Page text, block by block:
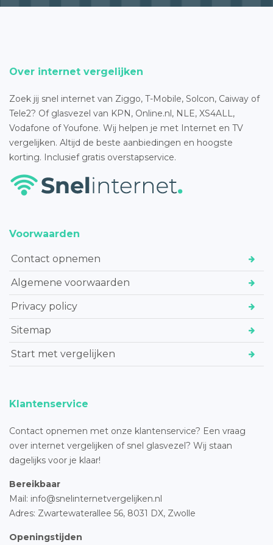
Over internet vergelijken
Zoek jij snel internet van Ziggo, T-Mobile, Solcon, Caiway of
Tele2? Of glasvezel van KPN, Online.nl, NLE, XS4ALL,
Vodafone of Youfone. Wij helpen je met Internet en TV
vergelijken. Altijd de beste aanbiedingen en hoogste
korting. Inclusief gratis overstapservice.
Voorwaarden
Contact opnemen
Algemene voorwaarden
Privacy policy
Sitemap
Start met vergelijken
Klantenservice
Contact opnemen met onze klantenservice? Een vraag
over internet vergelijken of snel glasvezel? Wij staan
dagelijks voor je klaar!
Bereikbaar
Mail: info@snelinternetvergelijken.nl
Adres: Zwartewaterallee 56, 8031 DX, Zwolle
Openingstijden